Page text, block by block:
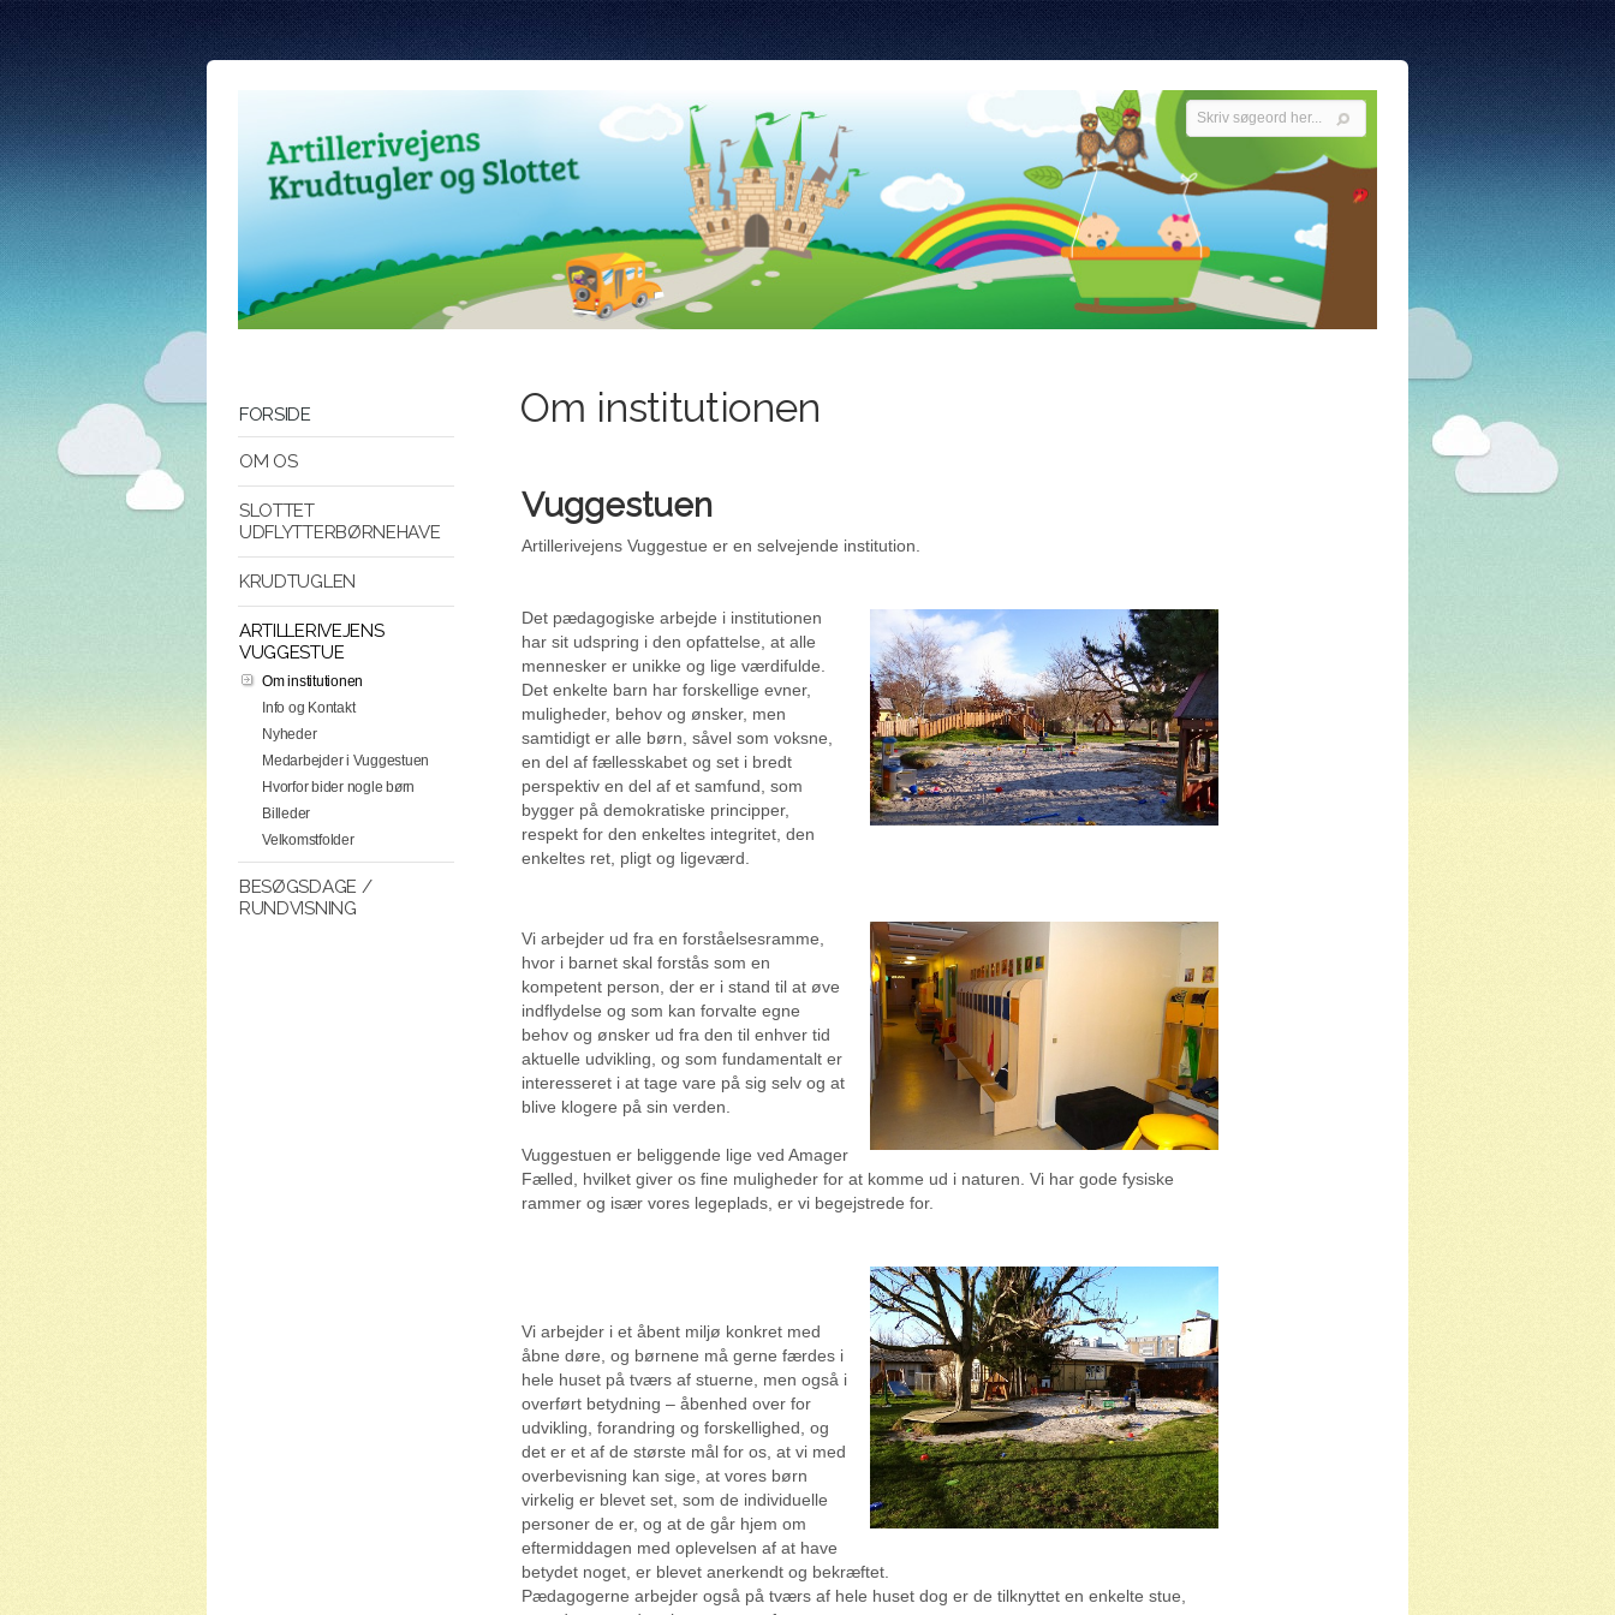
FORSIDE
OM OS
SLOTTET
UDFLYTTERBØRNEHAVE
KRUDTUGLEN
ARTILLERIVEJENS
VUGGESTUE
Om institutionen
Info og Kontakt
Nyheder
Medarbejder i Vuggestuen
Hvorfor bider nogle børn
Billeder
Velkomstfolder
BESØGSDAGE /
RUNDVISNING
Om institutionen
Vuggestuen
Artillerivejens Vuggestue er en selvejende institution.
Det pædagogiske arbejde i institutionen
har sit udspring i den opfattelse, at alle
mennesker er unikke og lige værdifulde.
Det enkelte barn har forskellige evner,
muligheder, behov og ønsker, men
samtidigt er alle børn, såvel som voksne,
en del af fællesskabet og set i bredt
perspektiv en del af et samfund, som
bygger på demokratiske principper,
respekt for den enkeltes integritet, den
enkeltes ret, pligt og ligeværd.
Vi arbejder ud fra en forståelsesramme,
hvor i barnet skal forstås som en
kompetent person, der er i stand til at øve
indflydelse og som kan forvalte egne
behov og ønsker ud fra den til enhver tid
aktuelle udvikling, og som fundamentalt er
interesseret i at tage vare på sig selv og at
blive klogere på sin verden.
Vuggestuen er beliggende lige ved Amager
Fælled, hvilket giver os fine muligheder for at komme ud i naturen. Vi har gode fysiske
rammer og især vores legeplads, er vi begejstrede for.
Vi arbejder i et åbent miljø konkret med
åbne døre, og børnene må gerne færdes i
hele huset på tværs af stuerne, men også i
overført betydning – åbenhed over for
udvikling, forandring og forskellighed, og
det er et af de største mål for os, at vi med
overbevisning kan sige, at vores børn
virkelig er blevet set, som de individuelle
personer de er, og at de går hjem om
eftermiddagen med oplevelsen af at have
betydet noget, er blevet anerkendt og bekræftet.
Pædagogerne arbejder også på tværs af hele huset dog er de tilknyttet en enkelte stue,